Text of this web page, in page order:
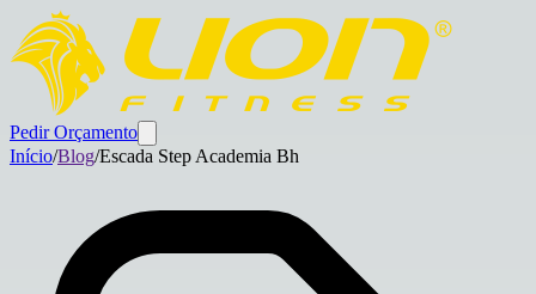
Pedir Orçamento
Início/Blog/Escada Step Academia Bh